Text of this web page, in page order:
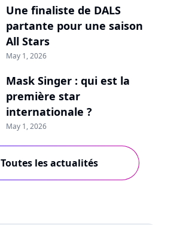
Une finaliste de DALS
partante pour une saison
All Stars
May 1, 2026
Mask Singer : qui est la
première star
internationale ?
May 1, 2026
Toutes les actualités